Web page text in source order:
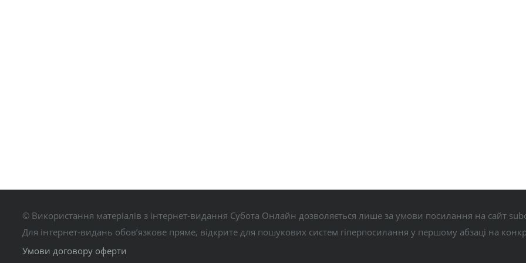
© Використання матеріалів з інтернет-видання Субота Онлайн дозволяється лише за умови посилання на сайт
Для інтернет-видань обов’язкове пряме, відкрите для пошукових систем гіперпосилання у першому абзаці на
Умови договору оферти